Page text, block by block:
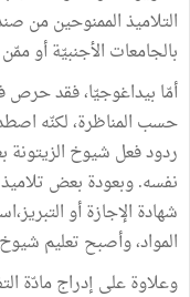
التلاميذالممنوحينمن
بالجامعات الأجنبيّةأوممّن
أمّا بيداغوجيّا،فقدحرص
حسب المناظرة،لكنّه
ردودفعل شيوخ الزيتونة
نفسه.وبعودة بعض تلاميذ
شهادة الإجازةأو
المواد،وأصبح تعليم شيوخ
وعلاوةعلى إدراجمادّة